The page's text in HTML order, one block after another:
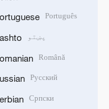
Português
پښتو
Română
Русский
Српски